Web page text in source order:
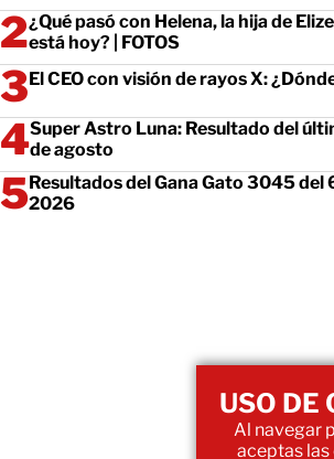
¿Qué pasó con Helena, la hija de
está hoy? | FOTOS
El CEO con visión de rayos X:
Super Astro Luna: Resultado del
de agosto
Resultados del Gana Gato 3045 del
2026
USO DE
Al navegar
aceptas